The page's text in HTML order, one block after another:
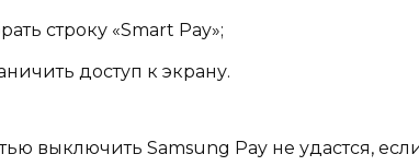
строку «Smart Pay»;
доступ к экрану.
выключить Samsung Pay не удастся,